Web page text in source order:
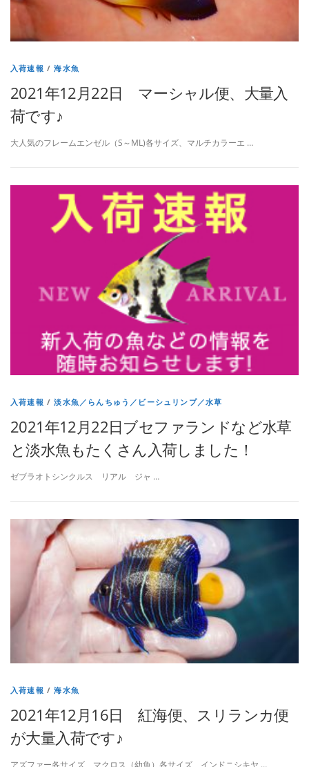
入荷速報 /海水魚
2021年12月22日 マーシャル便、大量入
荷です♪
大人気のフレームエンゼル（S～ML)各サイズ、マルチカラーエ …
入荷速報 /淡水魚／らんちゅう／ビーシュリンプ／水草
2021年12月22日ブセファランドなど水草
と淡水魚もたくさん入荷しました！
ゼブラオトシンクルス リアル ジャ …
入荷速報 /海水魚
2021年12月16日 紅海便、スリランカ便
が大量入荷です♪
アズファー各サイズ、マクロス（幼魚）各サイズ、インドニシキヤ …